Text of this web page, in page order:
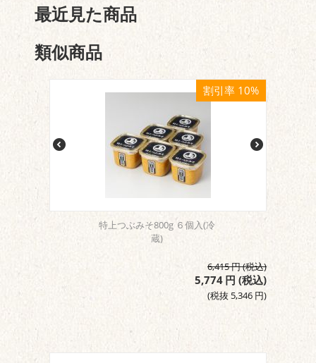
最近見た商品
類似商品
割引率 10%
特上つぶみそ800g ６個入(冷
蔵)
6,415円(税込)
5,774 円 (税込)
(税抜 5,346 円)